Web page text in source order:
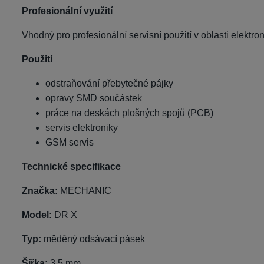
Profesionální využití
Vhodný pro profesionální servisní použití v oblasti
Použití
odstraňování přebytečné pájky
opravy SMD součástek
práce na deskách plošných spojů (PCB)
servis elektroniky
GSM servis
Technické specifikace
Značka: MECHANIC
Model: DR X
Typ: měděný odsávací pásek